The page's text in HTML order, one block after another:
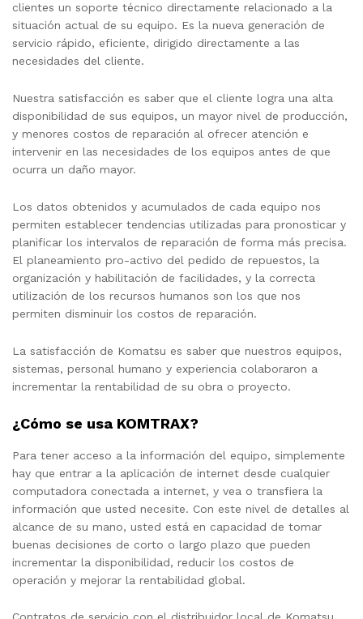
clientes un soporte técnico directamente relacionado a la
situación actual de su equipo. Es la nueva generación de
servicio rápido, eficiente, dirigido directamente a las
necesidades del cliente.
Nuestra satisfacción es saber que el cliente logra una alta
disponibilidad de sus equipos, un mayor nivel de producción,
y menores costos de reparación al ofrecer atención e
intervenir en las necesidades de los equipos antes de que
ocurra un daño mayor.
Los datos obtenidos y acumulados de cada equipo nos
permiten establecer tendencias utilizadas para pronosticar y
planificar los intervalos de reparación de forma más precisa.
El planeamiento pro-activo del pedido de repuestos, la
organización y habilitación de facilidades, y la correcta
utilización de los recursos humanos son los que nos
permiten disminuir los costos de reparación.
La satisfacción de Komatsu es saber que nuestros equipos,
sistemas, personal humano y experiencia colaboraron a
incrementar la rentabilidad de su obra o proyecto.
¿Cómo se usa KOMTRAX?
Para tener acceso a la información del equipo, simplemente
hay que entrar a la aplicación de internet desde cualquier
computadora conectada a internet, y vea o transfiera la
información que usted necesite. Con este nivel de detalles al
alcance de su mano, usted está en capacidad de tomar
buenas decisiones de corto o largo plazo que pueden
incrementar la disponibilidad, reducir los costos de
operación y mejorar la rentabilidad global.